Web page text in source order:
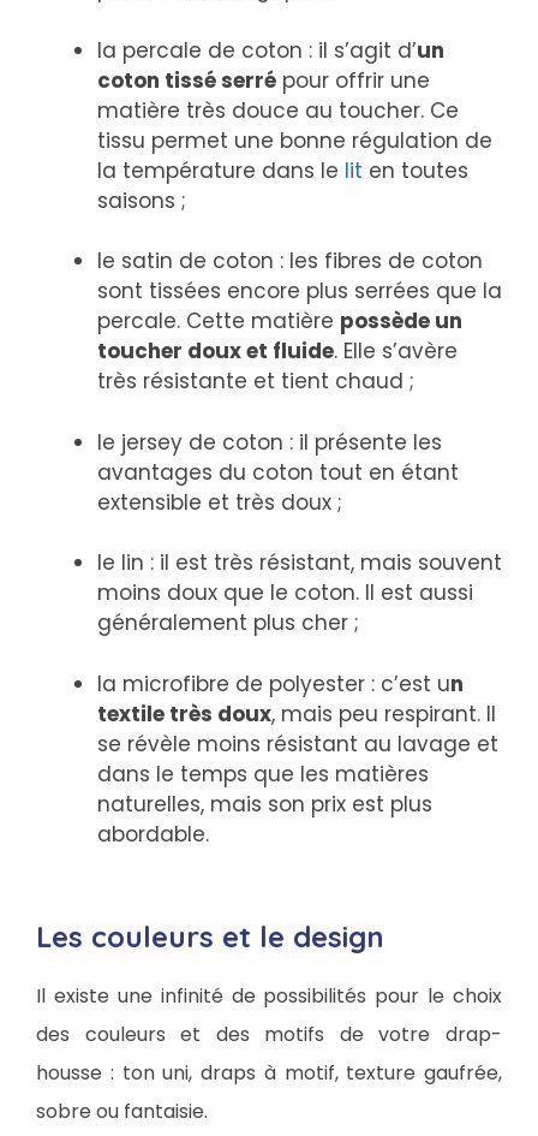
la percale de coton : il s’agit d’un
coton tissé serré pour offrir une
matière très douce au toucher. Ce
tissu permet une bonne régulation de
la température dans le lit en toutes
saisons ;
le satin de coton : les fibres de coton
sont tissées encore plus serrées que la
percale. Cette matière possède un
toucher doux et fluide. Elle s’avère
très résistante et tient chaud ;
le jersey de coton : il présente les
avantages du coton tout en étant
extensible et très doux ;
le lin : il est très résistant, mais souvent
moins doux que le coton. Il est aussi
généralement plus cher ;
la microfibre de polyester : c’est un
textile très doux, mais peu respirant. Il
se révèle moins résistant au lavage et
dans le temps que les matières
naturelles, mais son prix est plus
abordable.
Les couleurs et le design
Il existe une infinité de possibilités pour le choix
des couleurs et des motifs de votre drap-
housse : ton uni, draps à motif, texture gaufrée,
sobre ou fantaisie.